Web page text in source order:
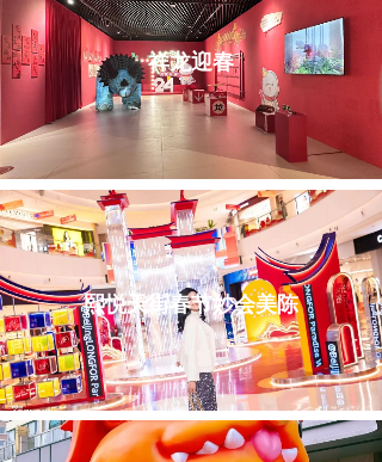
祥龙迎春
熙悦天街春节妙会美陈